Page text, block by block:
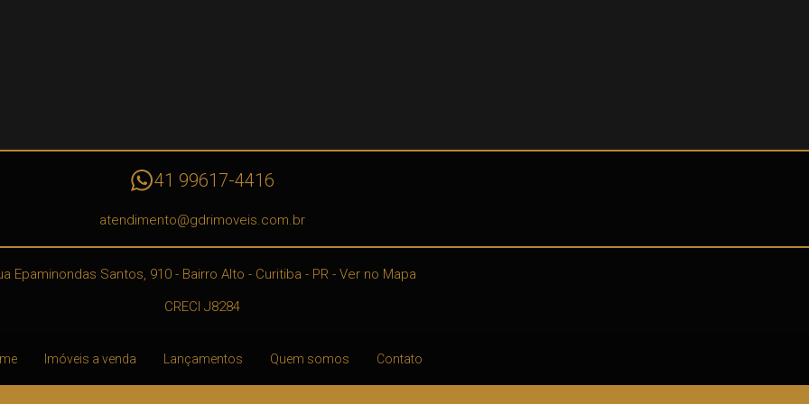
41 99617-4416
atendimento@gdrimoveis.com.br
Epaminondas Santos, 910 - Bairro Alto - Curitiba - PR - Ver no Mapa
CRECI J8284
Imóveis a venda Lançamentos Quem somos Contato